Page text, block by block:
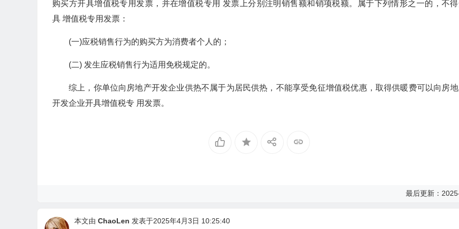
购买方开具增值税专用发票，并在增值税专用 发票上分别注明销售额和销项税额。属于下列情形之一的，不
具 增值税专用发票：
(一)应税销售行为的购买方为消费者个人的；
(二) 发生应税销售行为适用免税规定的。
综上，你单位向房地产开发企业供热不属于为居民供热，不能享受免征增值税优惠，取得供暖费可以向房
开发企业开具增值税专 用发票。
最后更新：
本文由 ChaoLen 发表于2025年4月3日 10:25:40